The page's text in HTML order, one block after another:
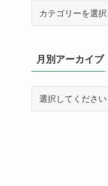
ー
別
記
ア
月別アーカイブ